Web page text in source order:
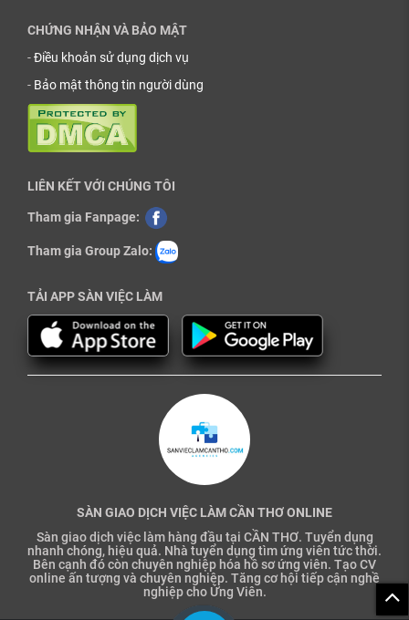
CHỨNG NHẬN VÀ BẢO MẬT
-Điều khoản sử dụng dịch vụ
- Bảo mật thông tin người dùng
LIÊN KẾT VỚI CHÚNG TÔI
Tham gia Fanpage:
Tham gia Group Zalo:
TẢI APP SÀN VIỆC LÀM
SÀN GIAO DỊCH VIỆC LÀM CẦN THƠ ONLINE
Sàn giao dịch việc làm hàng đầu tại CẦN THƠ. Tuyển dụng
nhanh chóng, hiệu quả. Nhà tuyển dụng tìm ứng viên tức thời.
Bên cạnh đó còn chuyên nghiệp hóa hồ sơ ứng viên. Tạo CV
online ấn tượng và chuyên nghiệp. Tăng cơ hội tiếp cận nghề
nghiệp cho Ứng Viên.